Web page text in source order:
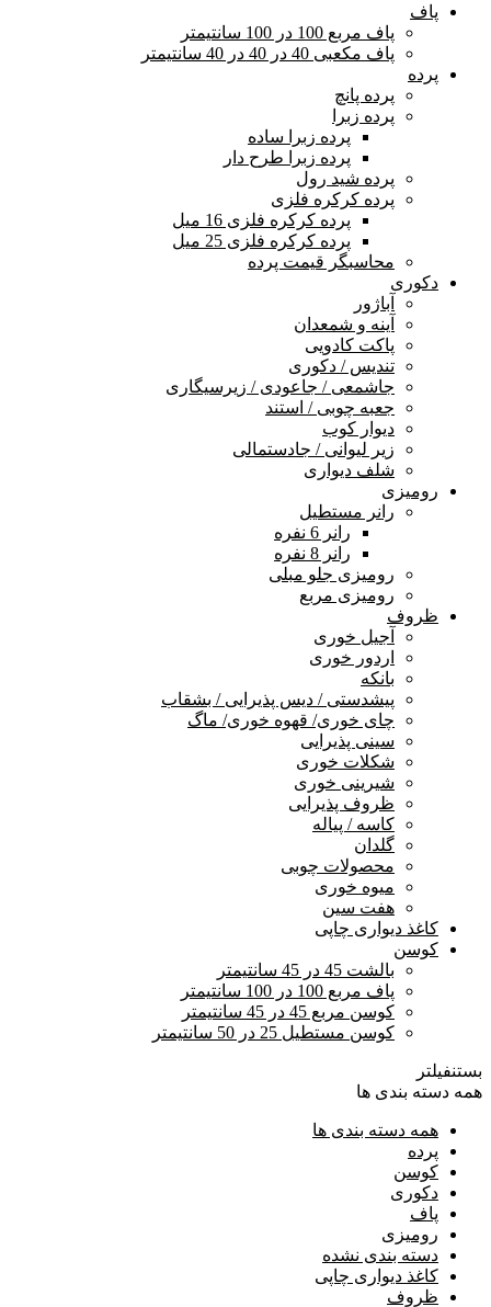
پاف
پاف مربع 100 در 100 سانتیمتر
پاف مکعبی 40 در 40 در 40 سانتیمتر
پرده
پرده پانچ
پرده زبرا
پرده زبرا ساده
پرده زبرا طرح دار
پرده شید رول
پرده کرکره فلزی
پرده کرکره فلزی 16 میل
پرده کرکره فلزی 25 میل
محاسبگر قیمت پرده
دکوری
آباژور
آینه و شمعدان
پاکت کادویی
تندیس / دکوری
جاشمعی / جاعودی / زیرسیگاری
جعبه چوبی / استند
دیوار کوب
زیر لیوانی / جادستمالی
شلف دیواری
رومیزی
رانر مستطیل
رانر 6 نفره
رانر 8 نفره
رومیزی جلو مبلی
رومیزی مربع
ظروف
آجیل خوری
اردور خوری
بانکه
پیشدستی / دیس پذیرایی / بشقاب
چای خوری/ قهوه خوری/ ماگ
سینی پذیرایی
شکلات خوری
شیرینی خوری
ظروف پذیرایی
کاسه / پیاله
گلدان
محصولات چوبی
میوه خوری
هفت سین
کاغذ دیواری چاپی
کوسن
بالشت 45 در 45 سانتیمتر
پاف مربع 100 در 100 سانتیمتر
کوسن مربع 45 در 45 سانتیمتر
کوسن مستطیل 25 در 50 سانتیمتر
بستنفیلتر
همه دسته بندی ها
همه دسته بندی ها
پرده
کوسن
دکوری
پاف
رومیزی
دسته بندی نشده
کاغذ دیواری چاپی
ظروف